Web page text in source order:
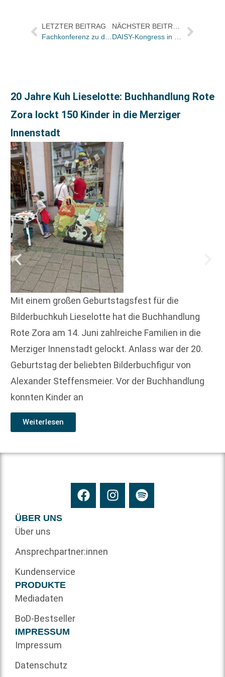
LETZTER BEITRAG
20 Jahre Kuh Lieselotte: Buchhandlung Rote
Zora lockt 150 Kinder in die Merziger
Innenstadt
Mit einem großen Geburtstagsfest für die
Bilderbuchkuh Lieselotte hat die Buchhandlung
Rote Zora am 14. Juni zahlreiche Familien in die
Merziger Innenstadt gelockt. Anlass war der 20.
Geburtstag der beliebten Bilderbuchfigur von
Alexander Steffensmeier. Vor der Buchhandlung
konnten Kinder an
Weiterlesen
ÜBER UNS
Über uns
Ansprechpartner:innen
Kundenservice
PRODUKTE
Mediadaten
BoD-Bestseller
IMPRESSUM
Impressum
Datenschutz